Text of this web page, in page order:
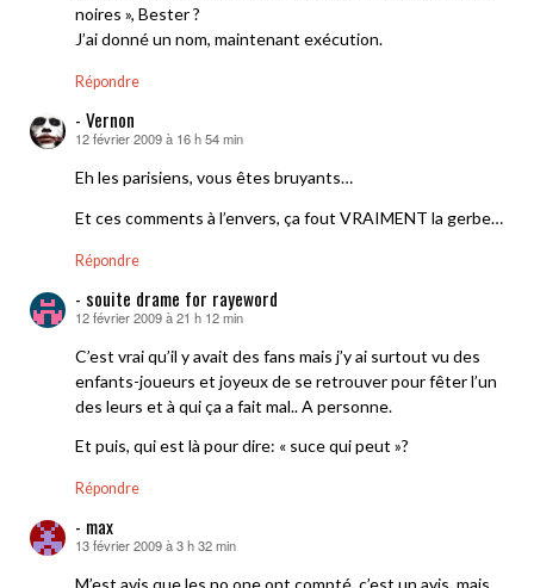
noires », Bester ?
J’ai donné un nom, maintenant exécution.
Répondre
- Vernon
dit :
12 février 2009 à 16 h 54 min
Eh les parisiens, vous êtes bruyants…
Et ces comments à l’envers, ça fout VRAIMENT la gerbe…
Répondre
- souite drame for rayeword
dit :
12 février 2009 à 21 h 12 min
C’est vrai qu’il y avait des fans mais j’y ai surtout vu des
enfants-joueurs et joyeux de se retrouver pour fêter l’un
des leurs et à qui ça a fait mal.. A personne.
Et puis, qui est là pour dire: « suce qui peut »?
Répondre
- max
dit :
13 février 2009 à 3 h 32 min